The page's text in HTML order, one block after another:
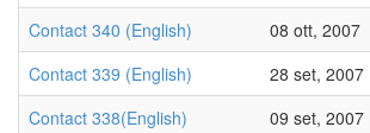
Contact 340 (English)
08 ott, 2007
Contact 339 (English)
28 set, 2007
Contact 338(English)
09 set, 2007